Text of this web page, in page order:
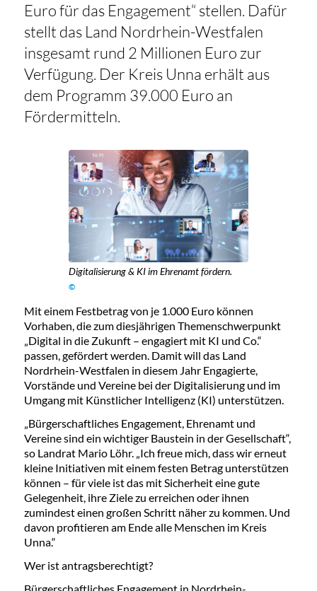
Euro für das Engagement“ stellen. Dafür
stellt das Land Nordrhein-Westfalen
insgesamt rund 2 Millionen Euro zur
Verfügung. Der Kreis Unna erhält aus
dem Programm 39.000 Euro an
Fördermitteln.
Digitalisierung & KI im Ehrenamt fördern.
©
Mit einem Festbetrag von je 1.000 Euro können
Vorhaben, die zum diesjährigen Themenschwerpunkt
„Digital in die Zukunft – engagiert mit KI und Co.“
passen, gefördert werden. Damit will das Land
Nordrhein-Westfalen in diesem Jahr Engagierte,
Vorstände und Vereine bei der Digitalisierung und im
Umgang mit Künstlicher Intelligenz (KI) unterstützen.
„Bürgerschaftliches Engagement, Ehrenamt und
Vereine sind ein wichtiger Baustein in der Gesellschaft“,
so Landrat Mario Löhr. „Ich freue mich, dass wir erneut
kleine Initiativen mit einem festen Betrag unterstützen
können – für viele ist das mit Sicherheit eine gute
Gelegenheit, ihre Ziele zu erreichen oder ihnen
zumindest einen großen Schritt näher zu kommen. Und
davon profitieren am Ende alle Menschen im Kreis
Unna.“
Wer ist antragsberechtigt?